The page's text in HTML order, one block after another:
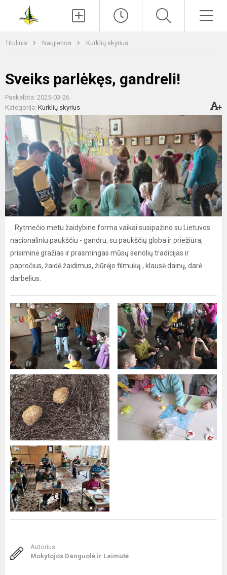
Titulinis Naujienos Kurklių skyrius
Sveiks parlėkęs, gandreli!
Paskelbta: 2025-03-26
Kategorija: Kurklių skyrius
Rytmečio metu žaidybine forma vaikai susipažino su Lietuvos
nacionaliniu paukščiu - gandru, su paukščių globa ir priežiūra,
prisiminė gražias ir prasmingas mūsų senolių tradicijas ir
papročius, žaidė žaidimus, žiūrėjo filmuką , klausė dainų, darė
darbelius.
Autorius:
Mokytojos Danguolė ir Laimutė